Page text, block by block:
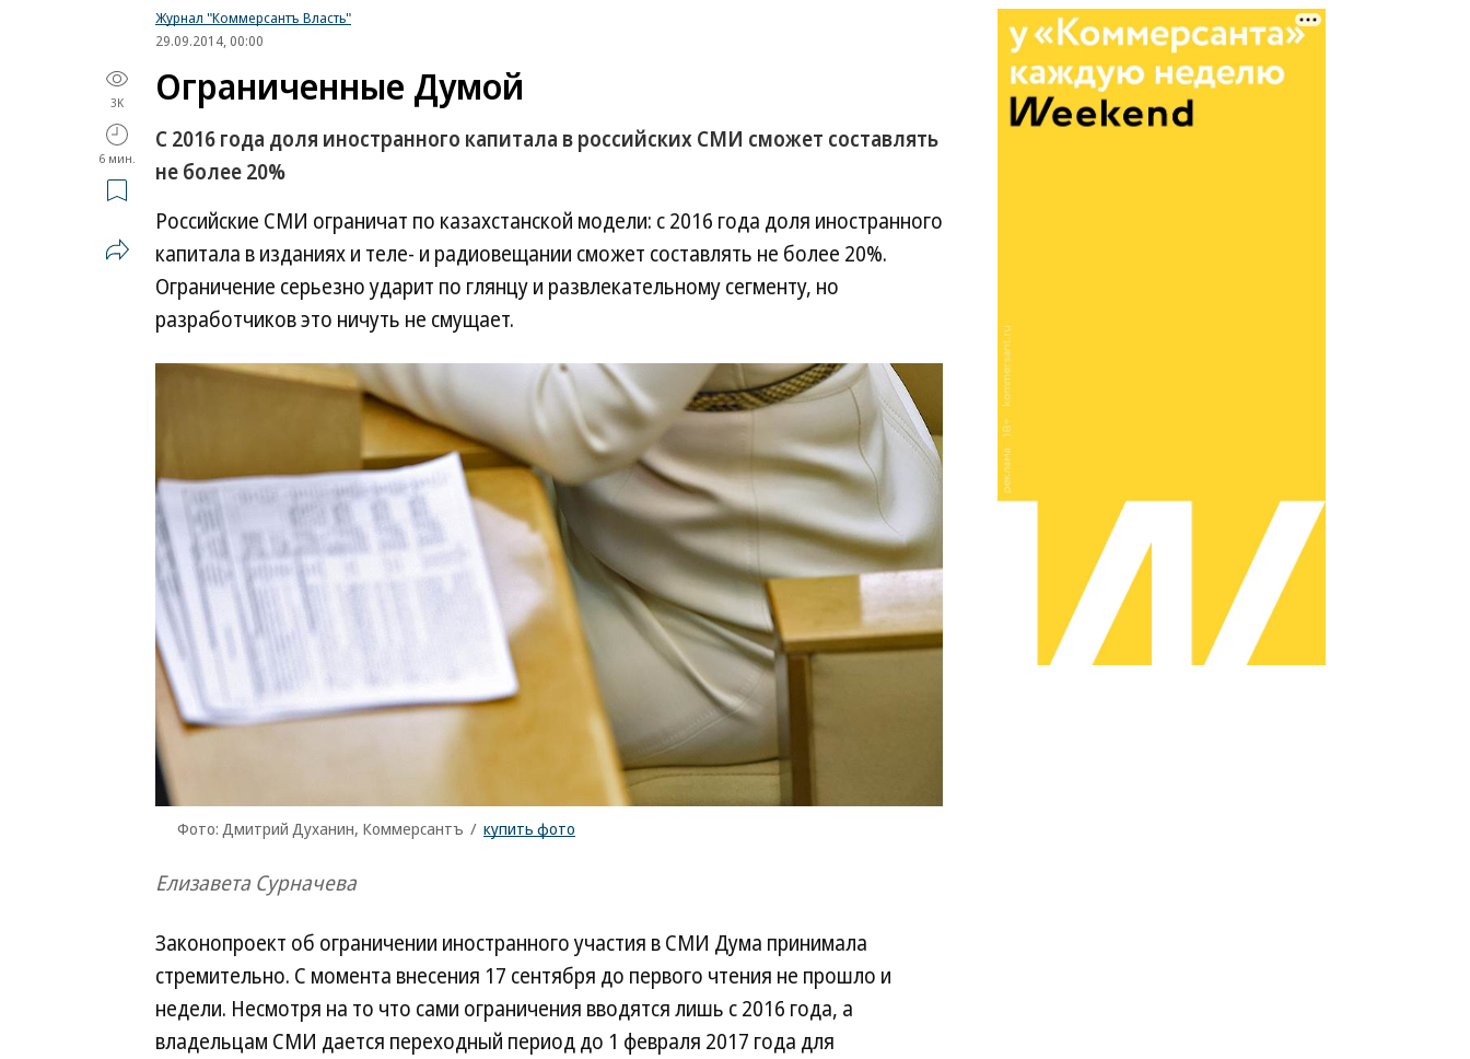
Журнал "Коммерсантъ Власть"
29.09.2014, 00:00
3K
6 мин.
Ограниченные Думой
С 2016 года доля иностранного капитала в российских СМИ сможет составлять
не более 20%
Российские СМИ ограничат по казахстанской модели: с 2016 года доля иностранного
капитала в изданиях и теле- и радиовещании сможет составлять не более 20%.
Ограничение серьезно ударит по глянцу и развлекательному сегменту, но
разработчиков это ничуть не смущает.
Фото: Дмитрий Духанин, Коммерсантъ / купить фото
Елизавета Сурначева
Законопроект об ограничении иностранного участия в СМИ Дума принимала
стремительно. С момента внесения 17 сентября до первого чтения не прошло и
недели. Несмотря на то что сами ограничения вводятся лишь с 2016 года, а
владельцам СМИ дается переходный период до 1 февраля 2017 года для